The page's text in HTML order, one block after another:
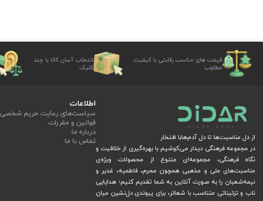
قیمت های مناسب رقابتی با کیفیت
مطلوب
انتخاب آسان کالا با چند
کلیک
از دل مناسبت‌ها تا دل آدم‌هابا افتخار
در مجموعه فرهنگی دیدار می‌کوشیم با بهره‌گیری از خلاقیت و
نگاه فرهنگی، مجموعه‌ای متنوع از محصولات ویژه‌ی
مناسبت‌های ملی و مذهبی همچون محرم، فاطمیه، غدیر و
نیمه‌شعبان را به صورت آنلاین به شما تقدیم کنیم؛ هدایایی
ناب و تزئیناتی متناسب با شعائر، برای پیوندی دل‌نشین میان
اطلاعات
سیاست‏‌های رعایت حریم شخصی
قوانین و مقررات
درباره ما
تماس با ما